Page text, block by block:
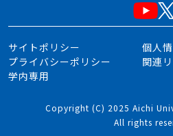
サイトポリシー
個人
プライバシーポリシー
関連
学内専用
Copyright (C) 2025 Aichi
All rights